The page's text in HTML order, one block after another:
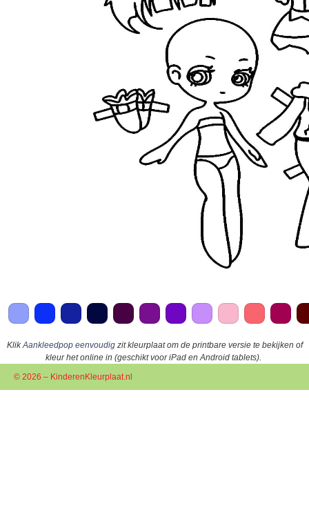
KlikAankleedpop eenvoudigzit kleurplaat om de printbare versie te bekijken of
kleur het online in (geschikt voor iPad en Android tablets).
© 2026 – KinderenKleurplaat.nl